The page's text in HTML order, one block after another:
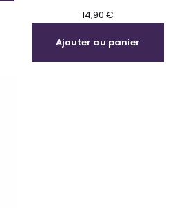
14,90€
Ajouter au panier